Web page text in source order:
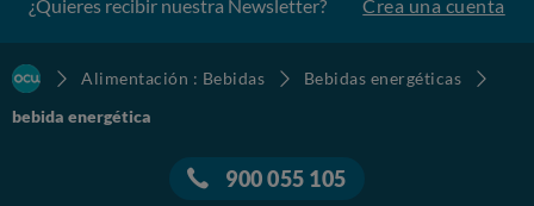
¿Quieres recibir nuestra Newsletter? Crea una cuenta
Alimentación : Bebidas
Bebidas energéticas
bebida energética
900 055 105